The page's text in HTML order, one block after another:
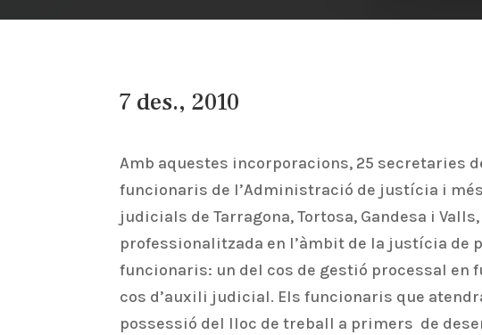
7 des., 2010
Amb aquestes incorporacions, 25 secretaries
funcionaris de l’Administració de justícia i
judicials de Tarragona, Tortosa, Gandesa i
professionalitzada en l’àmbit de la justícia de
funcionaris: un del cos de gestió processal en
cos d’auxili judicial. Els funcionaris que
possessió del lloc de treball a primers de